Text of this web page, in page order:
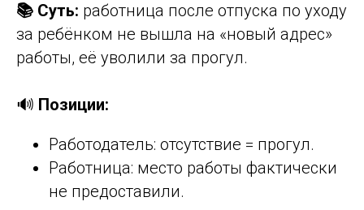
📚 Суть: работница после отпуска по уходу
за ребёнком не вышла на «новый адрес»
работы, её уволили за прогул.
🔊 Позиции:
Работодатель: отсутствие = прогул.
Работница: место работы фактически
не предоставили.